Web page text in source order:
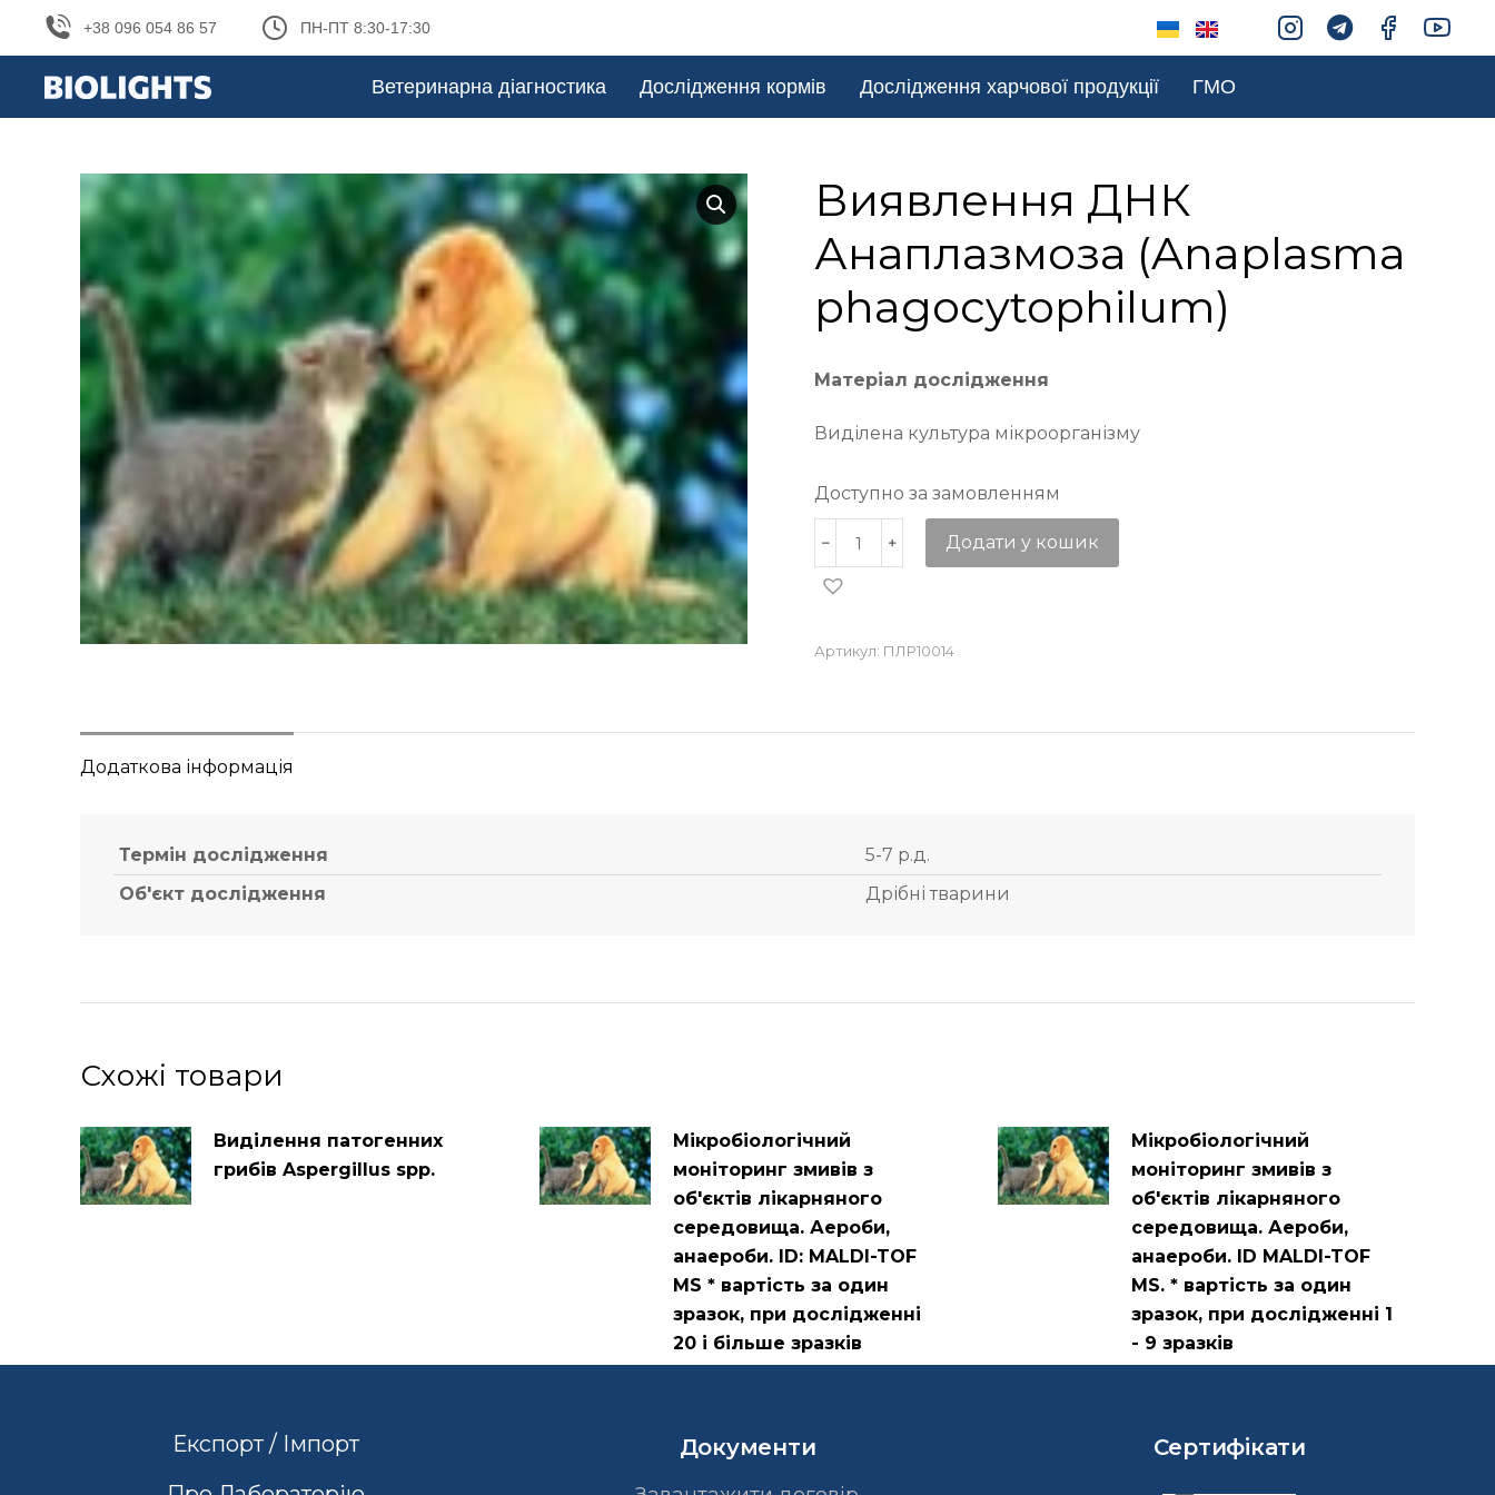
+38 096 054 86 57 ПН-ПТ 8:30-17:30
Ветеринарна діагностика Дослідження кормів Дослідження харчової продукції ГМО
Виявлення ДНК
Анаплазмоза (Anaplasma
phagocytophilum)
Матеріал дослідження
Виділена культура мікроорганізму
Доступно за замовленням
Додати у кошик
Артикул: ПЛР10014
Додаткова інформація
Термін дослідження
5-7 р.д.
Об'єкт дослідження
Дрібні тварини
Схожі товари
Виділення патогенних
грибів Aspergillus spp.
Мікробіологічний
моніторинг змивів з
об'єктів лікарняного
середовища. Аероби,
анаероби. ID: MALDI-TOF
MS * вартість за один
зразок, при дослідженні
20 і більше зразків
Мікробіологічний
моніторинг змивів з
об'єктів лікарняного
середовища. Аероби,
анаероби. ID MALDI-TOF
MS. * вартість за один
зразок, при дослідженні 1
- 9 зразків
Експорт / Імпорт
Документи Сертифікати